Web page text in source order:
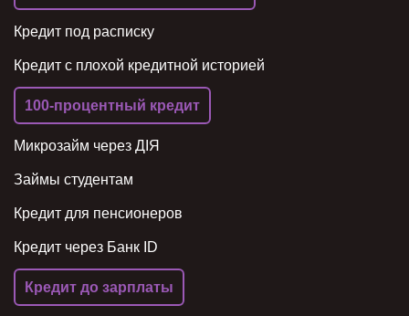
Кредит под расписку
Кредит с плохой кредитной историей
100-процентный кредит
Микрозайм через ДІЯ
Займы студентам
Кредит для пенсионеров
Кредит через Банк ID
Кредит до зарплаты